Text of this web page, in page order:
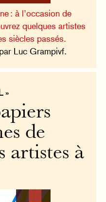
: à l’occasion de
quelques artistes
siècles passés.
Luc Grampivf.
»
de
artistes à